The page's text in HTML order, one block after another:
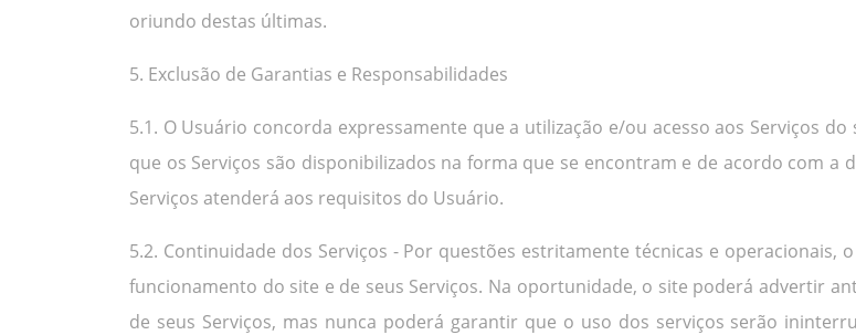
oriundo destas últimas.
5. Exclusão de Garantias e Responsabilidades
5.1. O Usuário concorda expressamente que a utilização e/ou acesso aos Serviços
que os Serviços são disponibilizados na forma que se encontram e de acordo com
Serviços atenderá aos requisitos do Usuário.
5.2. Continuidade dos Serviços - Por questões estritamente técnicas e
funcionamento do site e de seus Serviços. Na oportunidade, o site poderá advertir
de seus Serviços, mas nunca poderá garantir que o uso dos serviços serão